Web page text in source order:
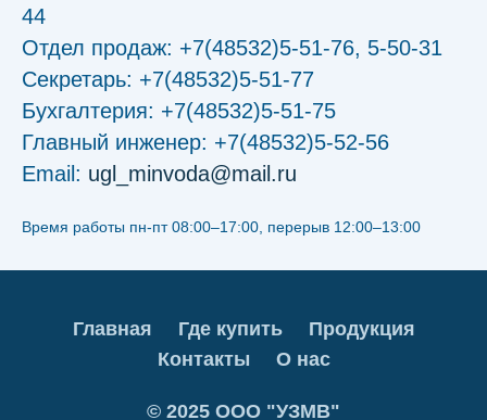
44
Отдел продаж: +7(48532)5-51-76, 5-50-31
Секретарь: +7(48532)5-51-77
Бухгалтерия: +7(48532)5-51-75
Главный инженер: +7(48532)5-52-56
Email: ugl_minvoda@mail.ru
Время работы пн-пт 08:00–17:00, перерыв 12:00–13:00
Главная Где купить
Продукция
Контакты
О нас
© 2025 ООО "УЗМВ"